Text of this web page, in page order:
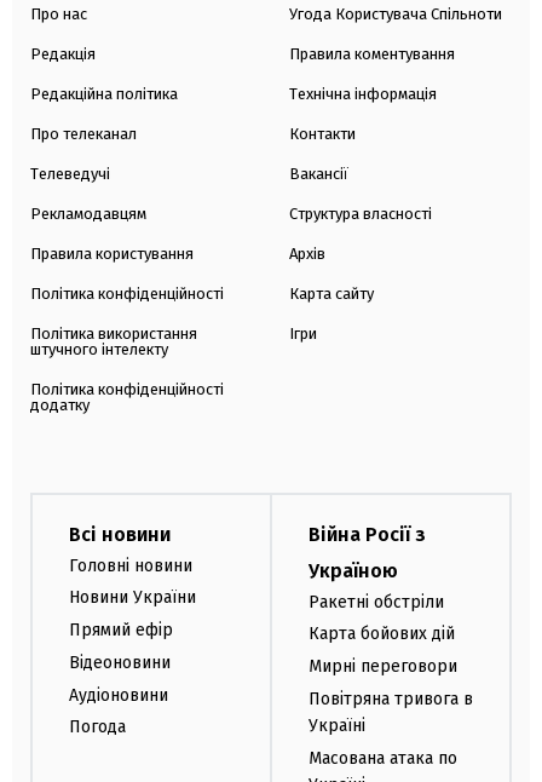
Про нас
Редакція
Редакційна політика
Про телеканал
Телеведучі
Рекламодавцям
Правила користування
Політика конфіденційності
Політика використання
штучного інтелекту
Політика конфіденційності
додатку
Угода Користувача Спільноти
Правила коментування
Технічна інформація
Контакти
Вакансії
Структура власності
Архів
Карта сайту
Ігри
Всі новини
Головні новини
Новини України
Прямий ефір
Відеоновини
Аудіоновини
Погода
Війна Росії з
Україною
Ракетні обстріли
Карта бойових дій
Мирні переговори
Повітряна тривога в
Україні
Масована атака по